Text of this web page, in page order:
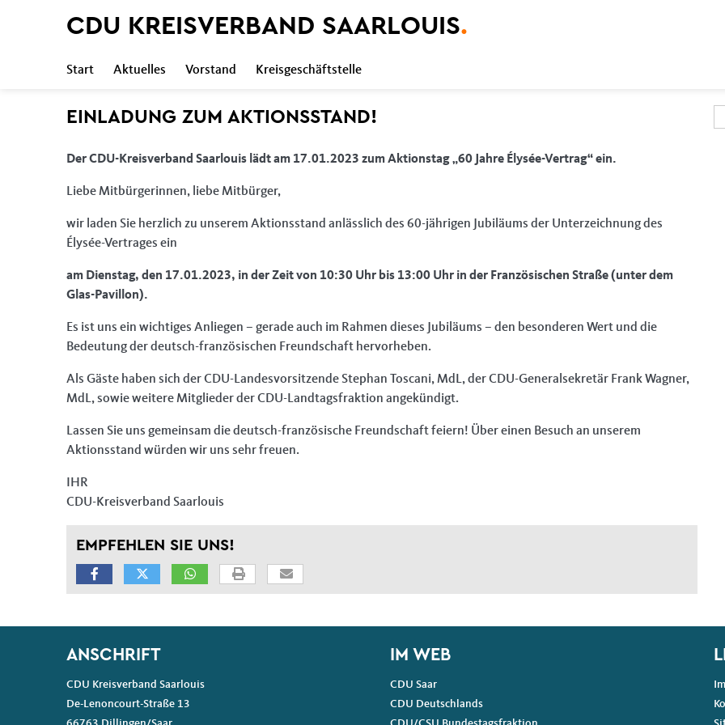
CDU KREISVERBAND SAARLOUIS.
Start Aktuelles Vorstand Kreisgeschäftstelle
EINLADUNG ZUM AKTIONSSTAND!
Der CDU-Kreisverband Saarlouis lädt am 17.01.2023 zum Aktionstag „60 Jahre Élysée-Vertrag“ ein.
Liebe Mitbürgerinnen, liebe Mitbürger,
wir laden Sie herzlich zu unserem Aktionsstand anlässlich des 60-jährigen Jubiläums der Unterzeichnung des
Élysée-Vertrages ein
am Dienstag, den 17.01.2023, in der Zeit von 10:30 Uhr bis 13:00 Uhr in der Französischen Straße (unter dem
Glas-Pavillon).
Es ist uns ein wichtiges Anliegen – gerade auch im Rahmen dieses Jubiläums – den besonderen Wert und die
Bedeutung der deutsch-französischen Freundschaft hervorheben.
Als Gäste haben sich der CDU-Landesvorsitzende Stephan Toscani, MdL, der CDU-Generalsekretär Frank Wagner,
MdL, sowie weitere Mitglieder der CDU-Landtagsfraktion angekündigt.
Lassen Sie uns gemeinsam die deutsch-französische Freundschaft feiern! Über einen Besuch an unserem
Aktionsstand würden wir uns sehr freuen.
IHR
CDU-Kreisverband Saarlouis
EMPFEHLEN SIE UNS!
ANSCHRIFT
CDU Kreisverband Saarlouis
De-Lenoncourt-Straße 13
IM WEB
CDU Saar
CDU Deutschlands